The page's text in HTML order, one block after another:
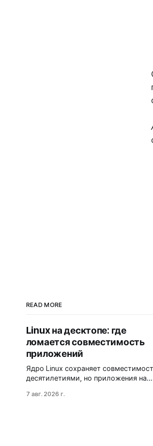
READ MORE
Linux на десктопе: где
ломается совместимость
приложений
Ядро Linux сохраняет
десятилетиями, но приложения на
из-за фрагментации окружений и
7 авг. 2026 г.